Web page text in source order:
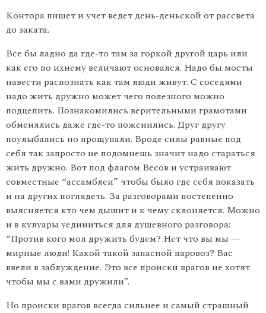
Контора пишет и учет ведет день-деньской от рассвета
до заката.
Все бы ладно да где-то там за горкой другой царь или
как его по ихнему величают основался. Надо бы мосты
навести распознать как там люди живут. С соседями
надо жить дружно может чего полезного можно
подцепить. Познакомились верительными грамотами
обменялись даже где-то поженились. Друг другу
поулыбались но прощупали. Вроде силы равные под
себя так запросто не подомнешь значит надо стараться
жить дружно. Вот под флагом Весов и устраивают
совместные “ассамблеи” чтобы было где себя показать
и на других поглядеть. За разговорами постепенно
выясняется кто чем дышит и к чему склоняется. Можно
и в кулуары уединиться для душевного разговора:
“Против кого мол дружить будем? Нет что вы мы —
мирные люди! Какой такой запасной паровоз? Вас
ввели в заблуждение. Это все происки врагов не хотят
чтобы мы с вами дружили”.
Но происки врагов всегда сильнее и самый страшный